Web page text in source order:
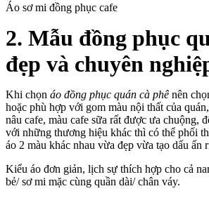
Áo sơ mi đồng phục cafe
2. Mẫu đồng phục
đẹp và chuyên
Khi chọn áo đồng phục quán cà phê nên
hoặc phù hợp với gom màu nội thất của
nâu cafe, màu cafe sữa rất được ưa chuộng,
với những thương hiệu khác thì có thể phối
áo 2 màu khác nhau vừa đẹp vừa tạo dấu ấn
Kiểu áo đơn giản, lịch sự thích hợp cho cả
bẻ/ sơ mi mặc cùng quần dài/ chân váy.